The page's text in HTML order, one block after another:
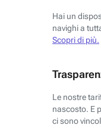
Hai un
navighi a
Scopri di più.
Le nostre
nascosto. E
ci sono